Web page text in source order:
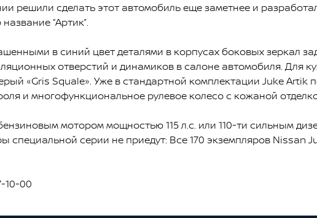
решили сделать этот автомобиль еще заметнее и
“Артик”.
в синий цвет деталями в корпусах боковых зеркал
отверстий и динамиков в салоне автомобиля. Для
«Gris Squale». Уже в стандартной комплектации Juke Artik
и многофункциональное рулевое колесо с кожаной
мотором мощностью 115 л.с. или 110-ти сильным
серии не приедут: Все 170 экземпляров Nissan
10-00